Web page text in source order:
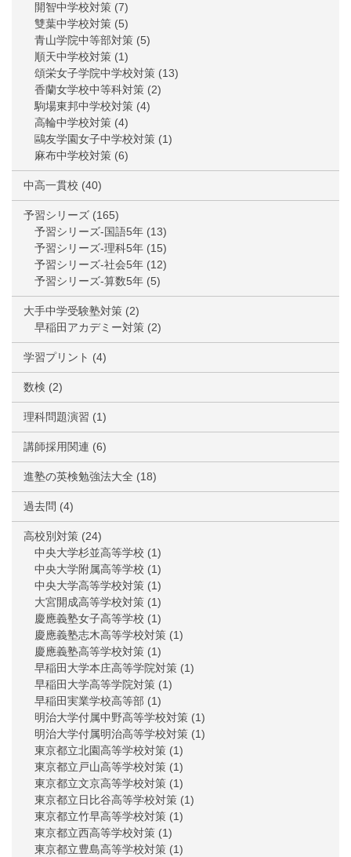
開智中学校対策 (7)
雙葉中学校対策 (5)
青山学院中等部対策 (5)
順天中学校対策 (1)
頌栄女子学院中学校対策 (13)
香蘭女学校中等科対策 (2)
駒場東邦中学校対策 (4)
高輪中学校対策 (4)
鷗友学園女子中学校対策 (1)
麻布中学校対策 (6)
中高一貫校 (40)
予習シリーズ (165)
予習シリーズ-国語5年 (13)
予習シリーズ-理科5年 (15)
予習シリーズ-社会5年 (12)
予習シリーズ-算数5年 (5)
大手中学受験塾対策 (2)
早稲田アカデミー対策 (2)
学習プリント (4)
数検 (2)
理科問題演習 (1)
講師採用関連 (6)
進塾の英検勉強法大全 (18)
過去問 (4)
高校別対策 (24)
中央大学杉並高等学校 (1)
中央大学附属高等学校 (1)
中央大学高等学校対策 (1)
大宮開成高等学校対策 (1)
慶應義塾女子高等学校 (1)
慶應義塾志木高等学校対策 (1)
慶應義塾高等学校対策 (1)
早稲田大学本庄高等学院対策 (1)
早稲田大学高等学院対策 (1)
早稲田実業学校高等部 (1)
明治大学付属中野高等学校対策 (1)
明治大学付属明治高等学校対策 (1)
東京都立北園高等学校対策 (1)
東京都立戸山高等学校対策 (1)
東京都立文京高等学校対策 (1)
東京都立日比谷高等学校対策 (1)
東京都立竹早高等学校対策 (1)
東京都立西高等学校対策 (1)
東京都立豊島高等学校対策 (1)